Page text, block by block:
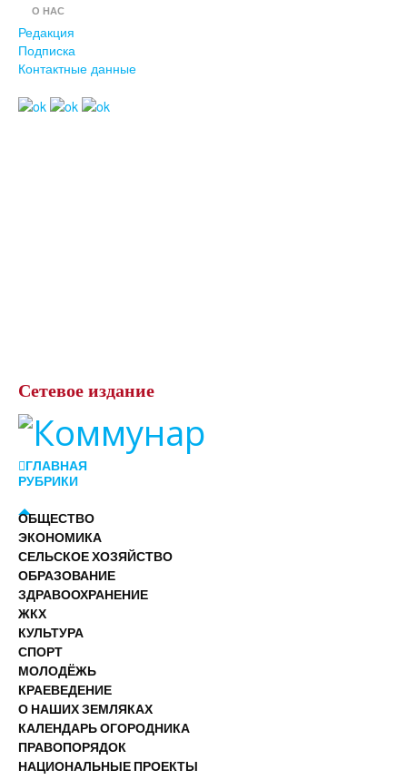
О НАС
Редакция
Подписка
Контактные данные
Сетевое издание
ГЛАВНАЯ
РУБРИКИ
ОБЩЕСТВО
ЭКОНОМИКА
СЕЛЬСКОЕ ХОЗЯЙСТВО
ОБРАЗОВАНИЕ
ЗДРАВООХРАНЕНИЕ
ЖКХ
КУЛЬТУРА
СПОРТ
МОЛОДЁЖЬ
КРАЕВЕДЕНИЕ
О НАШИХ ЗЕМЛЯКАХ
КАЛЕНДАРЬ ОГОРОДНИКА
ПРАВОПОРЯДОК
НАЦИОНАЛЬНЫЕ ПРОЕКТЫ